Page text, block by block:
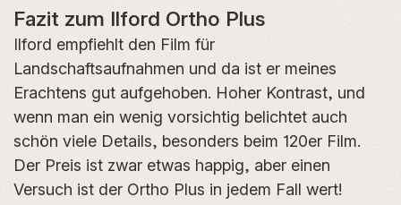
Fazit zum Ilford Ortho Plus
Ilford empfiehlt den Film für
Landschaftsaufnahmen und da ist er meines
Erachtens gut aufgehoben. Hoher Kontrast, und
wenn man ein wenig vorsichtig belichtet auch
schön viele Details, besonders beim 120er Film.
Der Preis ist zwar etwas happig, aber einen
Versuch ist der Ortho Plus in jedem Fall wert!